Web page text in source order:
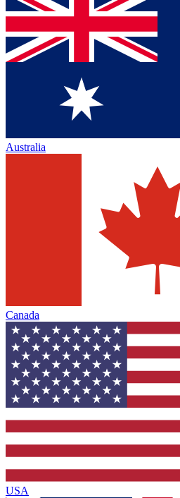
Australia
Canada
USA